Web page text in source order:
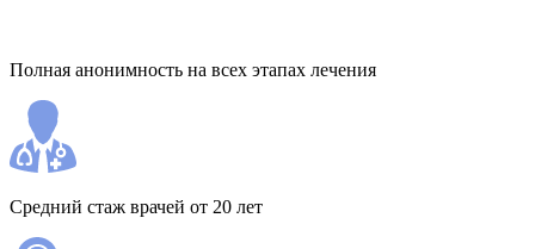
Полная анонимность на всех этапах лечения
Средний стаж врачей от 20 лет